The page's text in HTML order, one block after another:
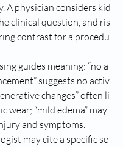
A physician considers kid
clinical question, and ris
contrast for a procedu
guides meaning: “no a
suggests no activ
changes” often li
wear; “mild edema” may
and symptoms.
may cite a specific se